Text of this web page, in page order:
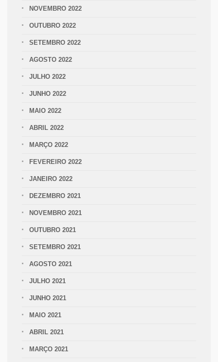
NOVEMBRO 2022
OUTUBRO 2022
SETEMBRO 2022
AGOSTO 2022
JULHO 2022
JUNHO 2022
MAIO 2022
ABRIL 2022
MARÇO 2022
FEVEREIRO 2022
JANEIRO 2022
DEZEMBRO 2021
NOVEMBRO 2021
OUTUBRO 2021
SETEMBRO 2021
AGOSTO 2021
JULHO 2021
JUNHO 2021
MAIO 2021
ABRIL 2021
MARÇO 2021